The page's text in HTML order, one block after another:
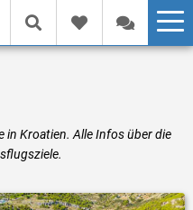
in Kroatien. Alle Infos über die